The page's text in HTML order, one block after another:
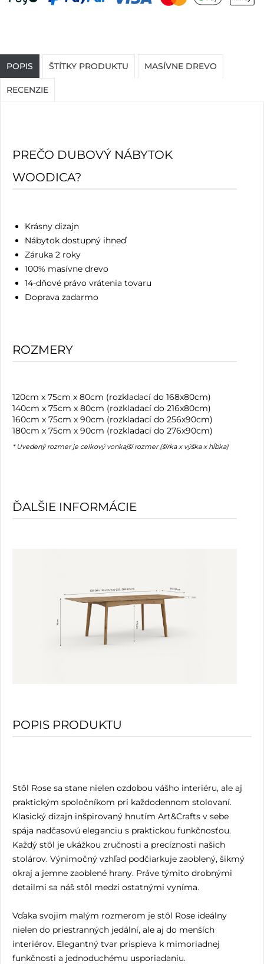
POPIS ŠTÍTKY PRODUKTU MASÍVNE DREVO
RECENZIE
PREČO DUBOVÝ NÁBYTOK
WOODICA?
Krásny dizajn
Nábytok dostupný ihneď
Záruka 2 roky
100% masívne drevo
14-dňové právo vrátenia tovaru
Doprava zadarmo
ROZMERY
120cm x 75cm x 80cm (rozkladací do 168x80cm)
140cm x 75cm x 80cm (rozkladací do 216x80cm)
160cm x 75cm x 90cm (rozkladací do 256x90cm)
180cm x 75cm x 90cm (rozkladací do 276x90cm)
* Uvedený rozmer je celkový vonkajší rozmer (šírka x výška x hĺbka)
ĎALŠIE INFORMÁCIE
POPIS PRODUKTU
Stôl Rose sa stane nielen ozdobou vášho interiéru, ale aj
praktickým spoločníkom pri každodennom stolovaní.
Klasický dizajn inšpirovaný hnutím Art&Crafts v sebe
spája nadčasovú eleganciu s praktickou funkčnosťou.
Každý stôl je ukážkou zručnosti a precíznosti našich
stolárov. Výnimočný vzhľad podčiarkuje zaoblený, šikmý
okraj a jemne zaoblené hrany. Práve týmito drobnými
detailmi sa náš stôl medzi ostatnými vyníma.
Vďaka svojim malým rozmerom je stôl Rose ideálny
nielen do priestranných jedální, ale aj do menších
interiérov. Elegantný tvar prispieva k mimoriadnej
funkčnosti a jednoduchému usporiadaniu.